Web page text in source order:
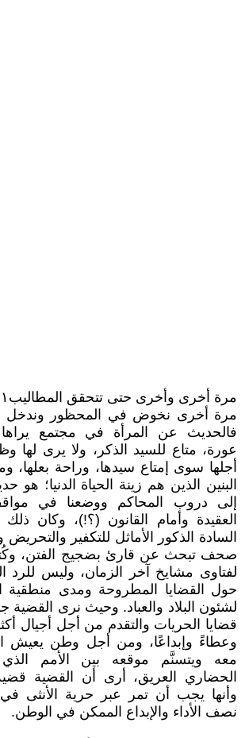
مرة أخرى وأخرى حتى تتحقق المطاليب١
مرة أخرى نخوض في المحظور وندخل
فالحديث عن المرأة في مجتمع
عورة، متاع للسيد الذكر، ولا يرى
أجلها سوى إمتاع سيدها، وراحة بعلها،
البنين الذين هم زينة الحياة الدنيا؛
إلى دروب المحاكم ووضعنا في
العقيدة وأمام القانون (؟!)، وكان
السادة الذكور الأماثل للتكفير والتحريض
صحف تبحث عن قارئ بضجيج الفتن،
لفتاوى مشايخ آخر الزمان، وليس للرد
حول القضايا المطروحة ومدى منطقية
لشئون البلاد والعباد. وحيث نرى القضية
قضايا الحريات والتقدم من أجل أجيال
وعطاءً وإبداعًا، ومن أجل وطن يعيش
معه ويتسنَّم موقعه بين الأمم الذي
الحضاري العريق، أرى أن القضية
وأنها يجب أن تمر عبر حرية الأنثى في
نصف الأداء والإبداع الممكن في الوطن.